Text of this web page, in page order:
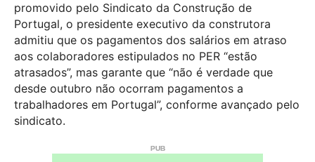
promovido pelo Sindicato da Construção de
Portugal, o presidente executivo da construtora
admitiu que os pagamentos dos salários em atraso
aos colaboradores estipulados no PER “estão
atrasados”, mas garante que “não é verdade que
desde outubro não ocorram pagamentos a
trabalhadores em Portugal”, conforme avançado pelo
sindicato.